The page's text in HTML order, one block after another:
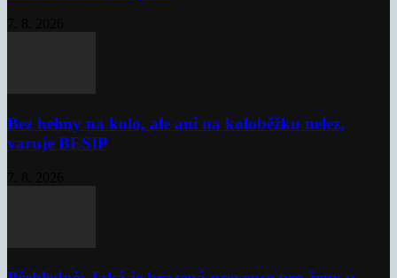
Bez helmy na kolo, ale ani na koloběžku nelez,
varuje BESIP